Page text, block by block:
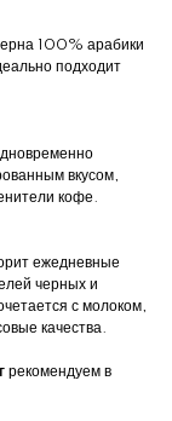
100% арабики
подходит
вкусом,
кофе.
ежедневные
черных и
с молоком,
качества.
рекомендуем в